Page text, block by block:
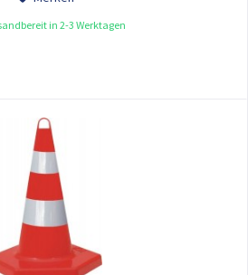
in 2-3 Werktagen